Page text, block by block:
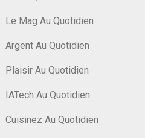
Le Mag Au Quotidien
Argent Au Quotidien
Plaisir Au Quotidien
IATech Au Quotidien
Cuisinez Au Quotidien